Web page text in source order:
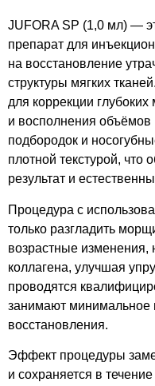
JUFORA SP (1,0 мл) —
препарат для
на восстановление
структуры мягких
для коррекции
и восполнения объёмов
подбородок и
плотной текстурой, что
результат и
Процедура с
только разгладить
возрастные изменения,
коллагена, улучшая
проводятся
занимают минимальное
восстановления.
Эффект процедуры
и сохраняется в